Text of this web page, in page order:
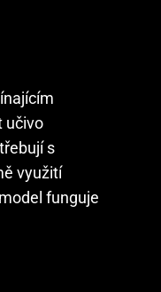
učivo
s
využití
funguje